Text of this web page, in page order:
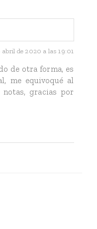
abril de 2020 a las 19:01
de otra forma, es
me equivoqué al
gracias por